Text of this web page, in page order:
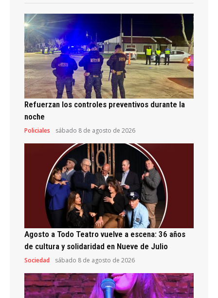
Refuerzan los controles preventivos durante la
noche
Policiales sábado 8 de agosto de 2026
Agosto a Todo Teatro vuelve a escena: 36 años
de cultura y solidaridad en Nueve de Julio
Sociedad sábado 8 de agosto de 2026